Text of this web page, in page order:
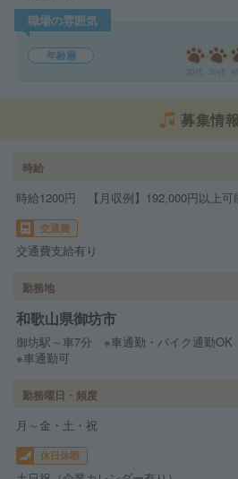
職場の雰囲気
年齢層
募集情報
時給
時給1200円 【月収例】192,000円以上可
交通費
交通費支給有り
勤務地
和歌山県御坊市
御坊駅～車7分 ※車通勤・バイク通勤OK
※車通勤可
勤務曜日・頻度
月～金・土・祝
休日休暇